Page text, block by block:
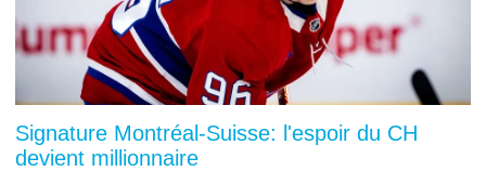
Signature Montréal-Suisse: l'espoir du CH
devient millionnaire